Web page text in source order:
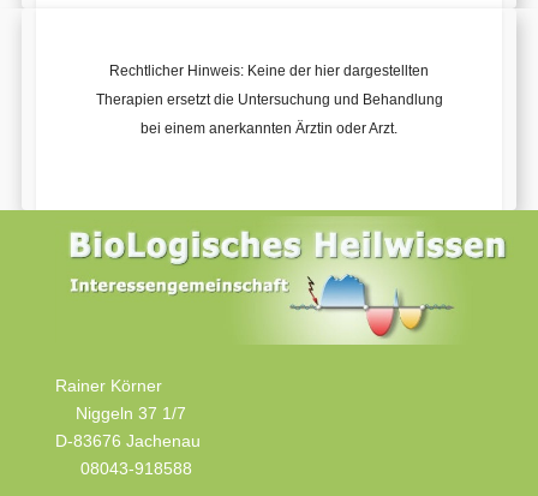
Rechtlicher Hinweis: Keine der hier dargestellten
Therapien ersetzt die Untersuchung und Behandlung
bei einem anerkannten Ärztin oder Arzt.
Rainer Körner
Niggeln 37 1/7
D-83676 Jachenau
08043-918588